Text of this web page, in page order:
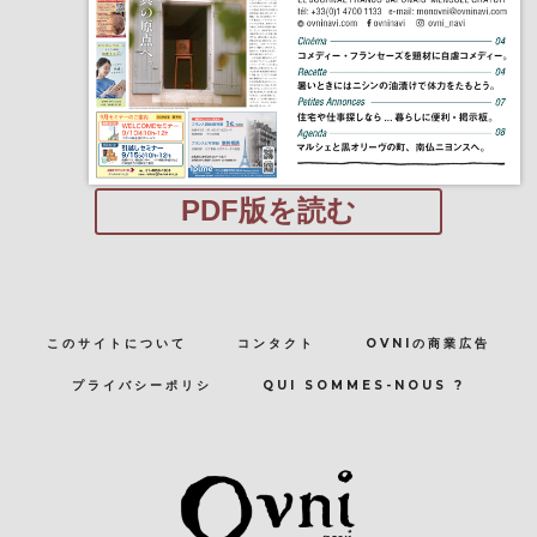
PDF版を読む
このサイトについて コンタクト OVNIの商業広告
プライバシーポリシ QUI SOMMES-NOUS ?